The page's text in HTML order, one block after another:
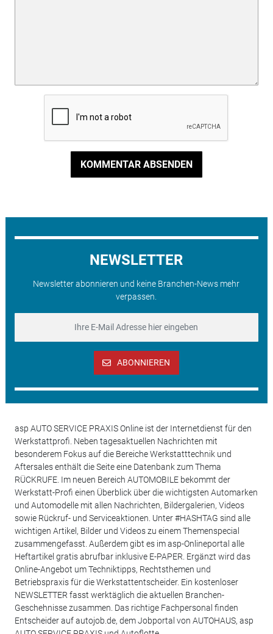
KOMMENTAR ABSENDEN
NEWSLETTER
Newsletter abonnieren und keine Branchen-News mehr
verpassen.
ABONNIEREN
asp AUTO SERVICE PRAXIS Online ist der Internetdienst für den
Werkstattprofi. Neben tagesaktuellen Nachrichten mit
besonderem Fokus auf die Bereiche Werkstatttechnik und
Aftersales enthält die Seite eine Datenbank zum Thema
RÜCKRUFE. Im neuen Bereich AUTOMOBILE bekommt der
Werkstatt-Profi einen Überblick über die wichtigsten Automarken
und Automodelle mit allen Nachrichten, Bildergalerien, Videos
sowie Rückruf- und Serviceaktionen. Unter #HASHTAG sind alle
wichtigen Artikel, Bilder und Videos zu einem Themenspecial
zusammengefasst. Außerdem gibt es im asp-Onlineportal alle
Heftartikel gratis abrufbar inklusive E-PAPER. Ergänzt wird das
Online-Angebot um Techniktipps, Rechtsthemen und
Betriebspraxis für die Werkstattentscheider. Ein kostenloser
NEWSLETTER fasst werktäglich die aktuellen Branchen-
Geschehnisse zusammen. Das richtige Fachpersonal finden
Entscheider auf autojob.de, dem Jobportal von AUTOHAUS, asp